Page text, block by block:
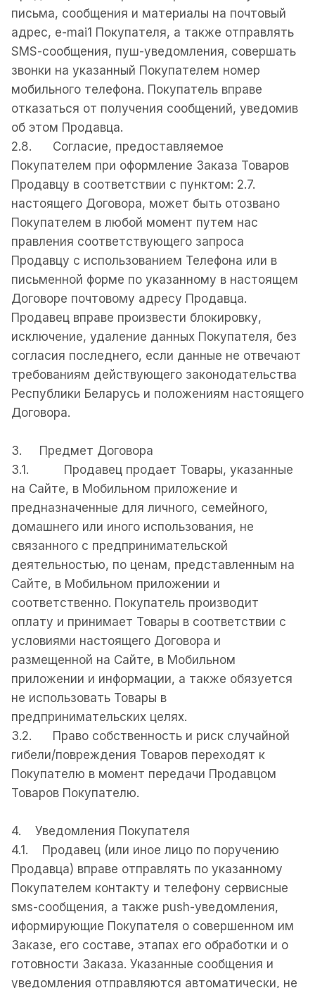
письма, сообщения и материалы на почтовый
адрес, e-mai1 Покупателя, а также отправлять
ЅМЅ-сообщения, пуш-уведомления, совершать
звонки на указанный Покупателем номер
мобильного телефона. Покупатель вправе
отказаться от получения сообщений, уведомив
об этом Продавца.
2.8. Согласие, предоставляемое
Покупателем при оформление Заказа Товаров
Продавцу в соответствии с пунктом: 2.7.
настоящего Договора, может быть отозвано
Покупателем в любой момент путем нас
правления соответствующего запроса
Продавцу с использованием Телефона или в
письменной форме по указанному в настоящем
Договоре почтовому адресу Продавца.
Продавец вправе произвести блокировку,
исключение, удаление данных Покупателя, без
согласия последнего, если данные не отвечают
требованиям действующего законодательства
Республики Беларусь и положениям настоящего
Договора.
3. Предмет Договора
3.1. Продавец продает Товары, указанные
на Сайте, в Мобильном приложение и
предназначенные для личного, семейного,
домашнего или иного использования, не
связанного с предпринимательской
деятельностью, по ценам, представленным на
Сайте, в Мобильном приложении и
соответственно. Покупатель производит
оплату и принимает Товары в соответствии с
условиями настоящего Договора и
размещенной на Сайте, в Мобильном
приложении и информации, а также обязуется
не использовать Товары в
предпринимательских целях.
3.2. Право собственность и риск случайной
гибели/повреждения Товаров переходят к
Покупателю в момент передачи Продавцом
Товаров Покупателю.
4. Уведомления Покупателя
4.1. Продавец (или иное лицо по поручению
Продавца) вправе отправлять по указанному
Покупателем контакту и телефону сервисные
sмs-сообщения, а также рush-уведомления,
иформирующие Покупателя о совершенном им
Заказе, его составе, этапах его обработки и о
готовности Заказа. Указанные сообщения и
уведомления отправляются автоматически, не